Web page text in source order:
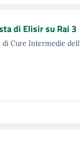
di Elisir su Rai 3
Cure Intermedie